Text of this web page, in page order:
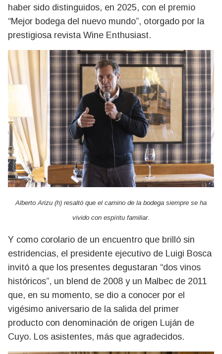
haber sido distinguidos, en 2025, con el premio
“Mejor bodega del nuevo mundo”, otorgado por la
prestigiosa revista Wine Enthusiast.
Alberto Arizu (h) resaltó que el camino de la bodega siempre se ha
vivido con espíritu familiar.
Y como corolario de un encuentro que brilló sin
estridencias, el presidente ejecutivo de Luigi Bosca
invitó a que los presentes degustaran “dos vinos
históricos”, un blend de 2008 y un Malbec de 2011
que, en su momento, se dio a conocer por el
vigésimo aniversario de la salida del primer
producto con denominación de origen Luján de
Cuyo. Los asistentes, más que agradecidos.